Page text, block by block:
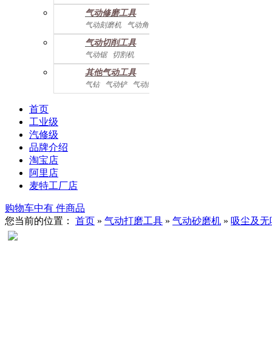
气动抛光机 胎磨/除胶机
气动修磨工具
气动刻磨机 气动角磨机
气动切削工具
气动锯 切割机
气动曲线剪
其他气动工具
气钻 气动铲 气动除锈机
气动拉钉机 气动喷漆枪
首页
工业级
汽修级
品牌介绍
淘宝店
阿里店
麦特工厂店
购物车中有 件商品
您当前的位置： 首页 » 气动打磨工具 » 气动砂磨机 » 吸尘及